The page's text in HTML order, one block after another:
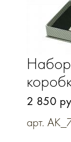
ручка
2 850
арт.